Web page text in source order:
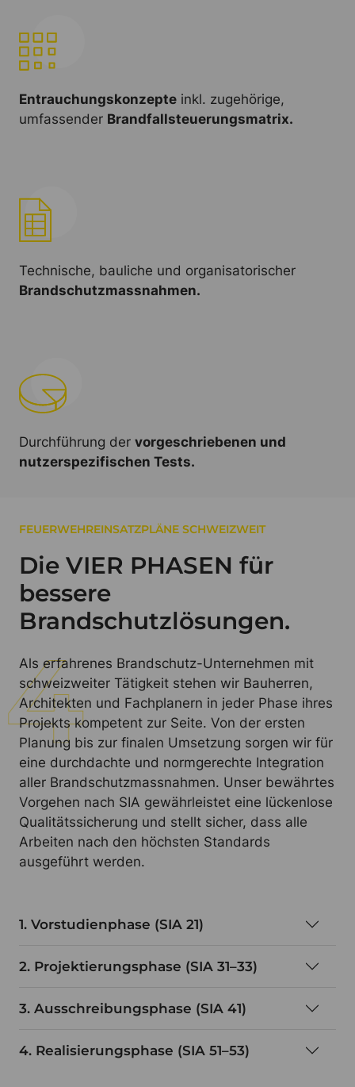
Entrauchungskonzepte inkl. zugehörige,
umfassender Brandfallsteuerungsmatrix.
Technische, bauliche und organisatorischer
Brandschutzmassnahmen.
Durchführung der vorgeschriebenen und
nutzerspezifischen Tests.
FEUERWEHREINSATZPLÄNE SCHWEIZWEIT
Die VIER PHASEN für
bessere
Brandschutzlösungen.
Als erfahrenes Brandschutz-Unternehmen mit
schweizweiter Tätigkeit stehen wir Bauherren,
Architekten und Fachplanern in jeder Phase ihres
Projekts kompetent zur Seite. Von der ersten
Planung bis zur finalen Umsetzung sorgen wir für
eine durchdachte und normgerechte Integration
aller Brandschutzmassnahmen. Unser bewährtes
Vorgehen nach SIA gewährleistet eine lückenlose
Qualitätssicherung und stellt sicher, dass alle
Arbeiten nach den höchsten Standards
ausgeführt werden.
1. Vorstudienphase (SIA 21)
2. Projektierungsphase (SIA 31–33)
3. Ausschreibungsphase (SIA 41)
4. Realisierungsphase (SIA 51–53)